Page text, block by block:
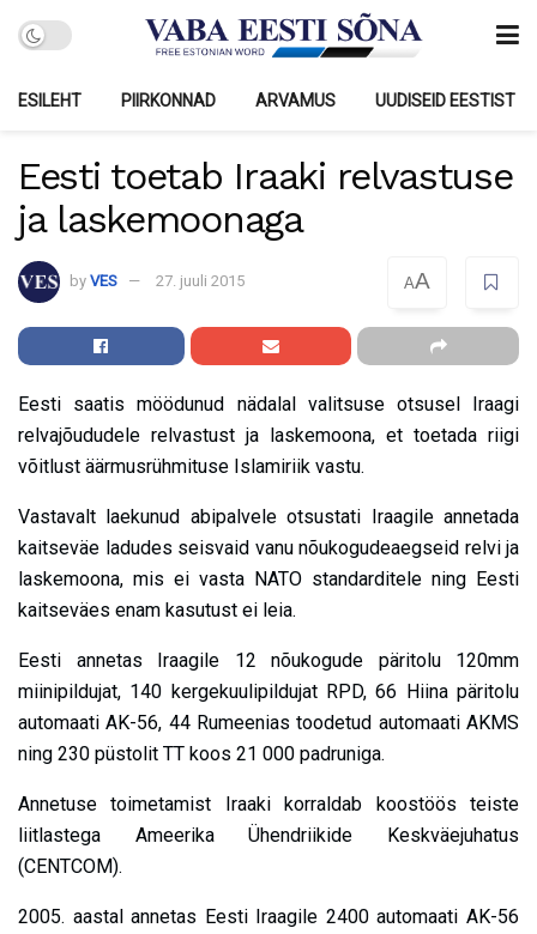
ESILEHT PIIRKONNAD ARVAMUS UUDISEID EESTIST
Eesti toetab Iraaki relvastuse
ja laskemoonaga
by VES 27. juuli 2015 AA
Eesti saatis möödunud nädalal valitsuse otsusel Iraagi
relvajõududele relvastust ja laskemoona, et toetada riigi
võitlust äärmusrühmituse Islamiriik vastu.
Vastavalt laekunud abipalvele otsustati Iraagile annetada
kaitseväe ladudes seisvaid vanu nõukogudeaegseid relvi ja
laskemoona, mis ei vasta NATO standarditele ning Eesti
kaitseväes enam kasutust ei leia.
Eesti annetas Iraagile 12 nõukogude päritolu 120mm
miinipildujat, 140 kergekuulipildujat RPD, 66 Hiina päritolu
automaati AK-56, 44 Rumeenias toodetud automaati AKMS
ning 230 püstolit TT koos 21 000 padruniga.
Annetuse toimetamist Iraaki korraldab koostöös teiste
liitlastega Ameerika Ühendriikide Keskväejuhatus
(CENTCOM).
2005. aastal annetas Eesti Iraagile 2400 automaati AK-56